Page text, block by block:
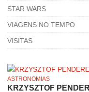
STAR WARS
VIAGENS NO TEMPO
VISITAS
ASTRONOMIAS
KRZYSZTOF